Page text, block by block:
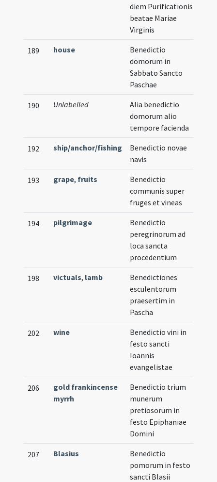
diem Purificationis
beatae Mariae
Virginis
189 house
Benedictio
domorum in
Sabbato Sancto
Paschae
190 Unlabelled
Alia benedictio
domorum alio
tempore facienda
192 ship/anchor/fishing
Benedictio novae
navis
193 grape, fruits
Benedictio
communis super
fruges et vineas
194 pilgrimage
Benedictio
peregrinorum ad
loca sancta
procedentium
198 victuals, lamb
Benedictiones
esculentorum
praesertim in
Pascha
202 wine
Benedictio vini in
festo sancti
Ioannis
evangelistae
206
gold frankincense
myrrh
Benedictio trium
munerum
pretiosorum in
festo Epiphaniae
Domini
207 Blasius
Benedictio
pomorum in festo
sancti Blasii